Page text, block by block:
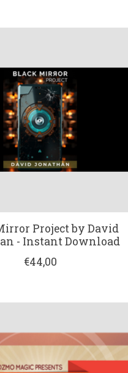
Project by David
- Instant Download
€44,00